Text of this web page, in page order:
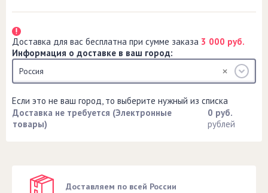
Доставка для вас бесплатна при сумме заказа 3 000 руб.
Информация о доставке в ваш город:
Россия
Если это не ваш город, то выберите нужный из списка
Доставка не требуется (Электронные
товары)
0 руб.
рублей
Доставляем по всей России